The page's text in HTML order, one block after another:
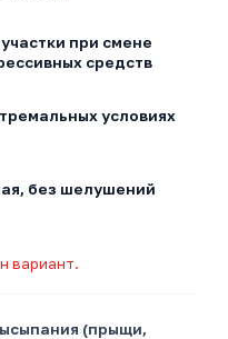
при смене
средств
условиях
без шелушений
вариант.
(прыщи,